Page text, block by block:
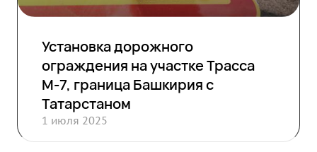
Установка дорожного
ограждения на участке Трасса
М-7, граница Башкирия с
Татарстаном
1 июля 2025